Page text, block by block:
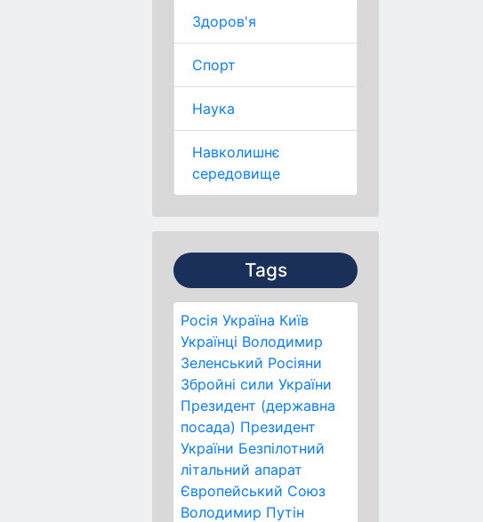
Здоров'я
Спорт
Наука
Навколишнє
середовище
Tags
Росія Україна Київ
Українці Володимир
Зеленський Росіяни
Збройні сили України
Президент (державна
посада) Президент
України Безпілотний
літальний апарат
Європейський Союз
Володимир Путін